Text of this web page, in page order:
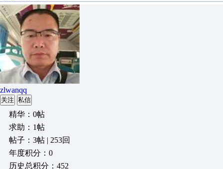
zlwanqq
关注 私信
精华：0帖
求助：1帖
帖子：3帖 | 253回
年度积分：0
历史总积分：452